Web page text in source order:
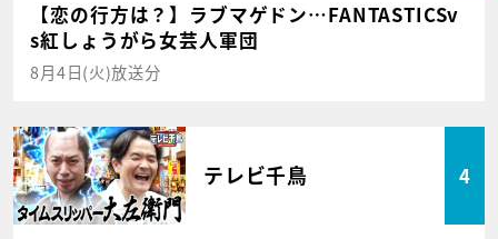
【恋の行方は？】ラブマゲドン…FANTASTICSv
s紅しょうがら女芸人軍団
8月4日(火)放送分
テレビ千鳥 4